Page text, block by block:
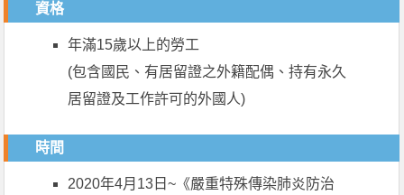
資格
年滿15歲以上的勞工
(包含國民、有居留證之外籍配偶、持有永久
居留證及工作許可的外國人)
時間
2020年4月13日~《嚴重特殊傳染肺炎防治